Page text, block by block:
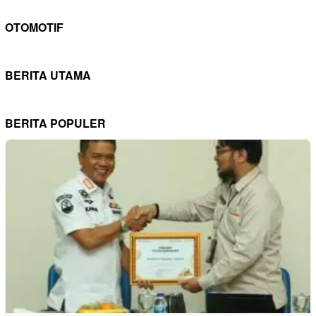
OTOMOTIF
BERITA UTAMA
BERITA POPULER